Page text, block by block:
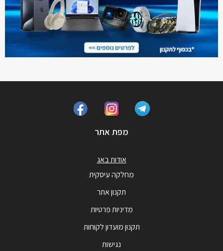
מפת אתר
אודות באג
מחלקה עיסקית
תקנון אתר
מדיניות פרטיות
תקנון מועדון לקוחות
נגישות